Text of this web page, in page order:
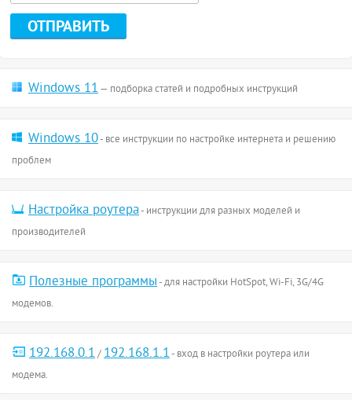
Windows 11— подборка статей и подробных инструкций
Windows 10- все инструкции по настройке интернета и решению
проблем
Настройка роутера- инструкции для разных моделей и
производителей
Полезные программы- для настройки HotSpot, Wi-Fi, 3G/4G
модемов.
192.168.0.1/192.168.1.1- вход в настройки роутера или
модема.